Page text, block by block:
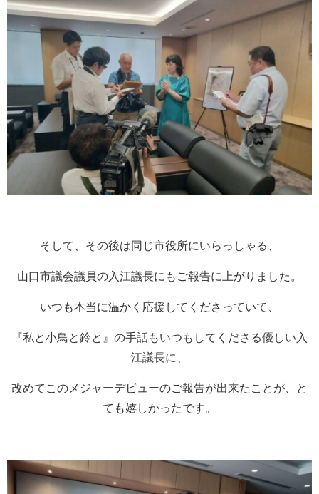
そして、その後は同じ市役所にいらっしゃる、
山口市議会議員の入江議長にもご報告に上がりました。
いつも本当に温かく応援してくださっていて、
『私と小鳥と鈴と』の手話もいつもしてくださる優しい入
江議長に、
改めてこのメジャーデビューのご報告が出来たことが、と
ても嬉しかったです。